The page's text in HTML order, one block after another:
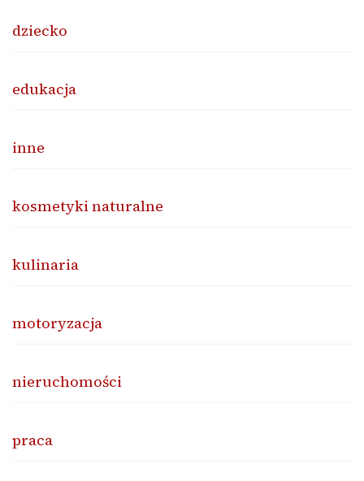
dziecko
edukacja
inne
kosmetyki naturalne
kulinaria
motoryzacja
nieruchomości
praca